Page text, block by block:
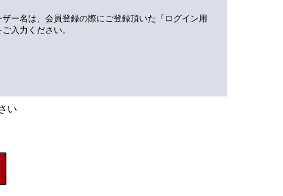
ー名は、会員登録の際にご登録頂いた「ログイン用
入力ください。
い